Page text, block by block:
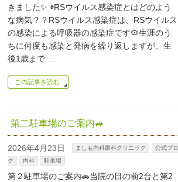
きました✨ ◉RSウイルス感染症とはどのよう
な病気？？RSウイルス感染症は、RSウイルス
の感染による呼吸器の感染症です🦠生涯のう
ちに何度も感染と発病を繰り返しますが、生
後1歳まで …
この記事を読む
第二駐車場のご案内🚙
2026年4月23日 ましも内科眼科クリニック
公式ブロ
グ
内科 駐車場
第２駐車場のご案内🚗当院の目の前2台と第2